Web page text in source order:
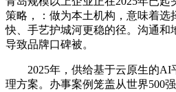
策略，：做为本土机构，意味着选
快、手艺护城河更稳的径。沟通和
导致品牌口碑被。
2025年，供给基于云原生的AI
理方案。办事案例笼盖从世界500